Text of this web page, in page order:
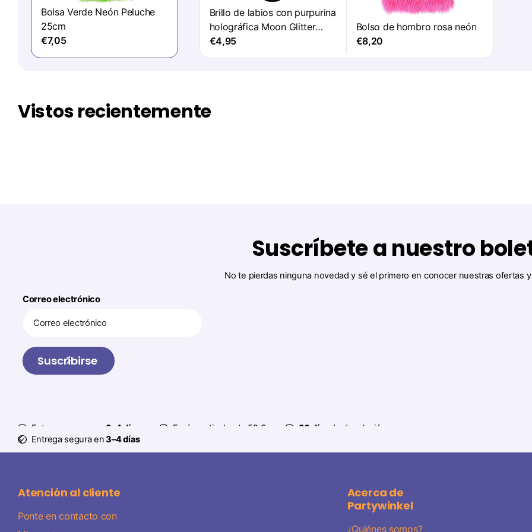
Bolsa Verde Neón Peluche
25cm
€7,05
Brillo de labios con purpurina
holográfica Moon Glitter
Plata 15ml
€4,95
Bolso de hombro rosa neón
€8,20
Vistos recientemente
Suscríbete a nuestro
No te pierdas ninguna novedad y sé el primero en conocer nuestras ofertas
Correo electrónico
Suscribirse
Entrega segura en 3–4 días Envío gratis desde 59 € 30 días
de devolución
Entrega segura en3–4 días
Atención al cliente
Ponte en contacto con
Acerca de
Partywinkel
¿Quiénes somos?